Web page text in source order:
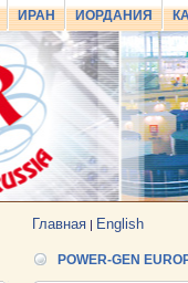
ИРАН ИОРДАНИЯ
Главная | English
POWER-GEN